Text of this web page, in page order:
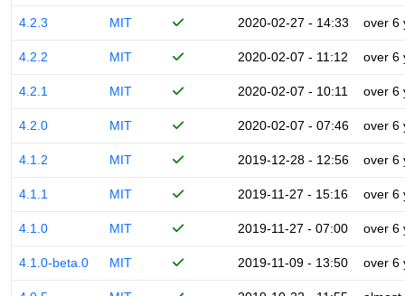
4.2.3 MIT 2020-02-27 - 14:33 over 6
4.2.2 MIT 2020-02-07 - 11:12 over 6
4.2.1 MIT 2020-02-07 - 10:11 over 6
4.2.0 MIT 2020-02-07 - 07:46 over 6
4.1.2 MIT 2019-12-28 - 12:56 over 6
4.1.1 MIT 2019-11-27 - 15:16 over 6
4.1.0 MIT 2019-11-27 - 07:00 over 6
4.1.0-beta.0 MIT 2019-11-09 - 13:50 over 6